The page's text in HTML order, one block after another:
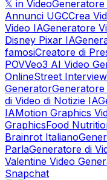
𝕏 in Video
Annunci UGCCrea
Video IAGeneratore
Disney Pixar IA
famosiCreatore di
POVVeo3 AI Video
OnlineStreet
Generator
di Video di Notizie IA
IAMotion Graphics
GraphicsFood
Brainrot Italiano
ParlaGeneratore di
Valentine Video
Snapchat